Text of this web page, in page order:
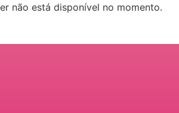
não está disponível no momento.